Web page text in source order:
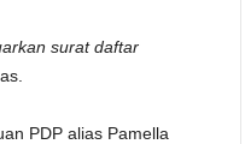
surat daftar
PDP alias Pamella